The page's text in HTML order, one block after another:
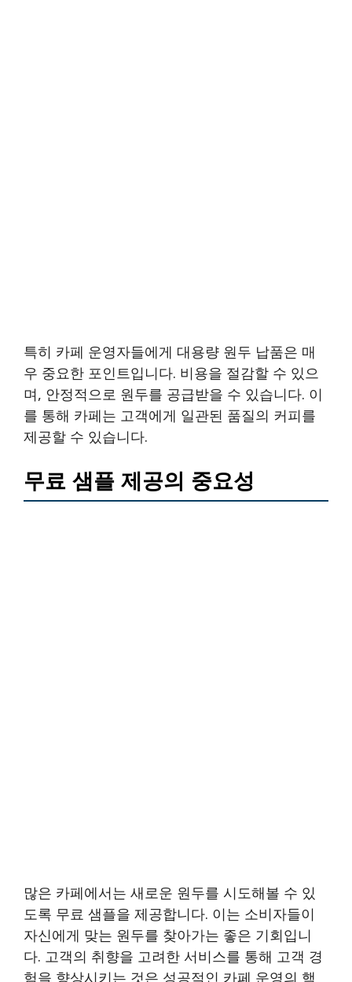
특히 카페 운영자들에게 대용량 원두 납품은 매
우 중요한 포인트입니다. 비용을 절감할 수 있으
며, 안정적으로 원두를 공급받을 수 있습니다. 이
를 통해 카페는 고객에게 일관된 품질의 커피를
제공할 수 있습니다.
무료 샘플 제공의 중요성
많은 카페에서는 새로운 원두를 시도해볼 수 있
도록 무료 샘플을 제공합니다. 이는 소비자들이
자신에게 맞는 원두를 찾아가는 좋은 기회입니
다. 고객의 취향을 고려한 서비스를 통해 고객 경
험을 향상시키는 것은 성공적인 카페 운영의 핵